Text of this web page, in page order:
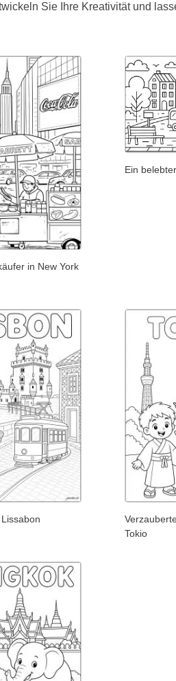
Sie Ihre Kreativität und
in New York
Ein
Tokio